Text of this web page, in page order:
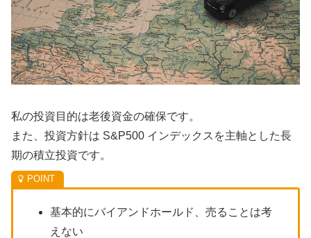
私の投資目的は老後資金の確保です。
また、投資方針は S&P500 インデックスを主軸とした長
期の積立投資です。
基本的にバイアンドホールド、売ることは考
えない